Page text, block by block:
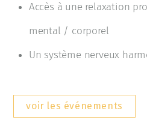
Accès à une relaxation
mental / corporel
Un système nerveux
voir les événements